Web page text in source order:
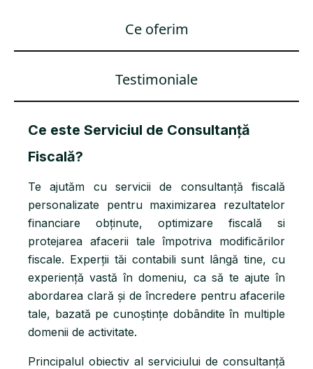
Ce oferim
Testimoniale
Ce este Serviciul de Consultanță
Fiscală?
Te ajutăm cu servicii de consultanță fiscală
personalizate pentru maximizarea rezultatelor
financiare obținute, optimizare fiscală si
protejarea afacerii tale împotriva modificărilor
fiscale. Experții tăi contabili sunt lângă tine, cu
experiență vastă în domeniu, ca să te ajute în
abordarea clară și de încredere pentru afacerile
tale, bazată pe cunoștințe dobândite în multiple
domenii de activitate.
Principalul obiectiv al serviciului de consultanță